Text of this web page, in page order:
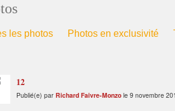
les photos Photos en exclusivité
12
Publié(e) par Richard Faivre-Monzo le 9 novembre